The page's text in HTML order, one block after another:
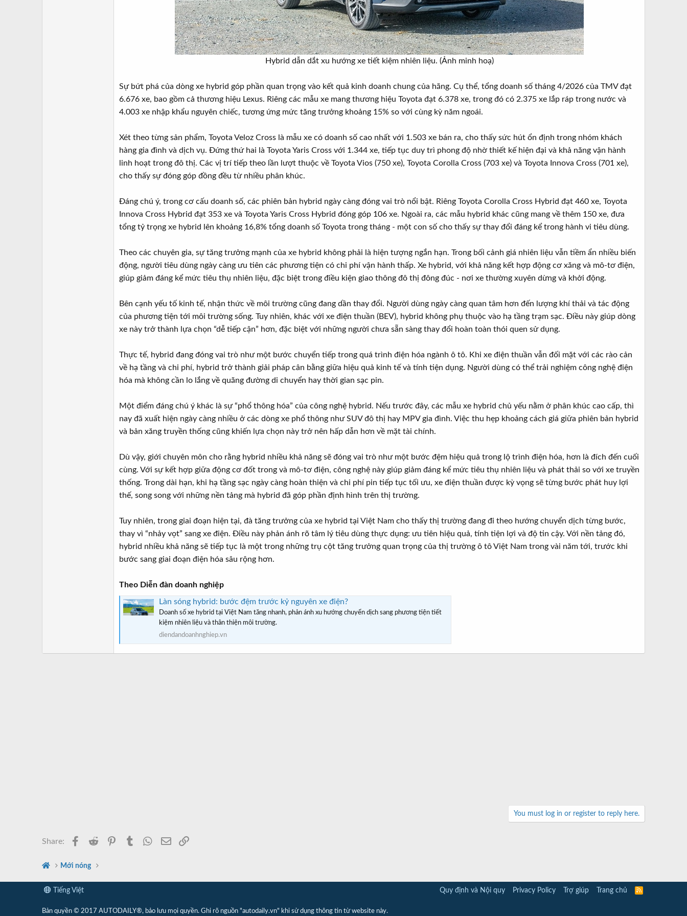
Hybrid dẫn dắt xu hướng xe tiết kiệm nhiên liệu. (Ảnh minh hoạ)​
Sự bứt phá của dòng xe hybrid góp phần quan trọng vào kết quả kinh doanh chung của hãng. Cụ thể, tổng doanh số tháng 4/2026 của TMV đạt
6.676 xe, bao gồm cả thương hiệu Lexus. Riêng các mẫu xe mang thương hiệu Toyota đạt 6.378 xe, trong đó có 2.375 xe lắp ráp trong nước và
4.003 xe nhập khẩu nguyên chiếc, tương ứng mức tăng trưởng khoảng 15% so với cùng kỳ năm ngoái.
Xét theo từng sản phẩm, Toyota Veloz Cross là mẫu xe có doanh số cao nhất với 1.503 xe bán ra, cho thấy sức hút ổn định trong nhóm khách
hàng gia đình và dịch vụ. Đứng thứ hai là Toyota Yaris Cross với 1.344 xe, tiếp tục duy trì phong độ nhờ thiết kế hiện đại và khả năng vận hành
linh hoạt trong đô thị. Các vị trí tiếp theo lần lượt thuộc về Toyota Vios (750 xe), Toyota Corolla Cross (703 xe) và Toyota Innova Cross (701 xe),
cho thấy sự đóng góp đồng đều từ nhiều phân khúc.
Đáng chú ý, trong cơ cấu doanh số, các phiên bản hybrid ngày càng đóng vai trò nổi bật. Riêng Toyota Corolla Cross Hybrid đạt 460 xe, Toyota
Innova Cross Hybrid đạt 353 xe và Toyota Yaris Cross Hybrid đóng góp 106 xe. Ngoài ra, các mẫu hybrid khác cũng mang về thêm 150 xe, đưa
tổng tỷ trọng xe hybrid lên khoảng 16,8% tổng doanh số Toyota trong tháng - một con số cho thấy sự thay đổi đáng kể trong hành vi tiêu dùng.
Theo các chuyên gia, sự tăng trưởng mạnh của xe hybrid không phải là hiện tượng ngắn hạn. Trong bối cảnh giá nhiên liệu vẫn tiềm ẩn nhiều biến
động, người tiêu dùng ngày càng ưu tiên các phương tiện có chi phí vận hành thấp. Xe hybrid, với khả năng kết hợp động cơ xăng và mô-tơ điện,
giúp giảm đáng kể mức tiêu thụ nhiên liệu, đặc biệt trong điều kiện giao thông đô thị đông đúc - nơi xe thường xuyên dừng và khởi động.
Bên cạnh yếu tố kinh tế, nhận thức về môi trường cũng đang dần thay đổi. Người dùng ngày càng quan tâm hơn đến lượng khí thải và tác động
của phương tiện tới môi trường sống. Tuy nhiên, khác với xe điện thuần (BEV), hybrid không phụ thuộc vào hạ tầng trạm sạc. Điều này giúp dòng
xe này trở thành lựa chọn “dễ tiếp cận” hơn, đặc biệt với những người chưa sẵn sàng thay đổi hoàn toàn thói quen sử dụng.
Thực tế, hybrid đang đóng vai trò như một bước chuyển tiếp trong quá trình điện hóa ngành ô tô. Khi xe điện thuần vẫn đối mặt với các rào cản
về hạ tầng và chi phí, hybrid trở thành giải pháp cân bằng giữa hiệu quả kinh tế và tính tiện dụng. Người dùng có thể trải nghiệm công nghệ điện
hóa mà không cần lo lắng về quãng đường di chuyển hay thời gian sạc pin.
Một điểm đáng chú ý khác là sự “phổ thông hóa” của công nghệ hybrid. Nếu trước đây, các mẫu xe hybrid chủ yếu nằm ở phân khúc cao cấp, thì
nay đã xuất hiện ngày càng nhiều ở các dòng xe phổ thông như SUV đô thị hay MPV gia đình. Việc thu hẹp khoảng cách giá giữa phiên bản hybrid
và bản xăng truyền thống cũng khiến lựa chọn này trở nên hấp dẫn hơn về mặt tài chính.
Dù vậy, giới chuyên môn cho rằng hybrid nhiều khả năng sẽ đóng vai trò như một bước đệm hiệu quả trong lộ trình điện hóa, hơn là đích đến cuối
cùng. Với sự kết hợp giữa động cơ đốt trong và mô-tơ điện, công nghệ này giúp giảm đáng kể mức tiêu thụ nhiên liệu và phát thải so với xe truyền
thống. Trong dài hạn, khi hạ tầng sạc ngày càng hoàn thiện và chi phí pin tiếp tục tối ưu, xe điện thuần được kỳ vọng sẽ từng bước phát huy lợi
thế, song song với những nền tảng mà hybrid đã góp phần định hình trên thị trường.
Tuy nhiên, trong giai đoạn hiện tại, đà tăng trưởng của xe hybrid tại Việt Nam cho thấy thị trường đang đi theo hướng chuyển dịch từng bước,
thay vì “nhảy vọt” sang xe điện. Điều này phản ánh rõ tâm lý tiêu dùng thực dụng: ưu tiên hiệu quả, tính tiện lợi và độ tin cậy. Với nền tảng đó,
hybrid nhiều khả năng sẽ tiếp tục là một trong những trụ cột tăng trưởng quan trọng của thị trường ô tô Việt Nam trong vài năm tới, trước khi
bước sang giai đoạn điện hóa sâu rộng hơn.
Theo Diễn đàn doanh nghiệp
Làn sóng hybrid: bước đệm trước kỷ nguyên xe điện?
Doanh số xe hybrid tại Việt Nam tăng nhanh, phản ánh xu hướng chuyển dịch sang phương tiện tiết
kiệm nhiên liệu và thân thiện môi trường.
diendandoanhnghiep.vn
You must log in or register to reply here.
Share: Facebook
Reddit Pinterest
Tumblr WhatsApp
Email
Mới nóng
Tiếng Việt Quy định và Nội quy Privacy Policy Trợ giúp Trang chủ
R
Bản quyền © 2017 AUTODAILY®, bảo lưu mọi quyền. Ghi rõ nguồn "autodaily.vn" khi sử dụng thông tin từ website này.